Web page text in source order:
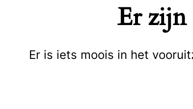
Er zijn
Er is iets moois in het